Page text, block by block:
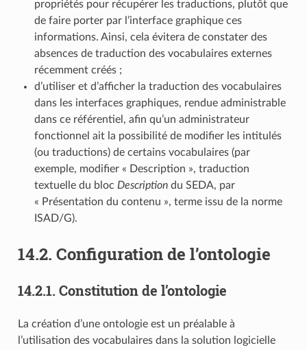
propriétés pour récupérer les traductions, plutôt que
de faire porter par l’interface graphique ces
informations. Ainsi, cela évitera de constater des
absences de traduction des vocabulaires externes
récemment créés ;
d’utiliser et d’afficher la traduction des vocabulaires
dans les interfaces graphiques, rendue administrable
dans ce référentiel, afin qu’un administrateur
fonctionnel ait la possibilité de modifier les intitulés
(ou traductions) de certains vocabulaires (par
exemple, modifier « Description », traduction
textuelle du bloc Descriptiondu SEDA, par
« Présentation du contenu », terme issu de la norme
ISAD/G).
14.2. Configuration de l’ontologie
14.2.1. Constitution de l’ontologie
La création d’une ontologie est un préalable à
l’utilisation des vocabulaires dans la solution logicielle